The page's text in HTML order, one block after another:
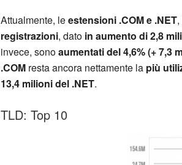
Attualmente, leestensioni .COM e .NET
registrazioni, dato in aumento di 2,8
invece, sonoaumentati del 4,6% (+ 7,3
.COM resta ancora nettamente la più
13,4 milioni del .NET.
TLD: Top 10